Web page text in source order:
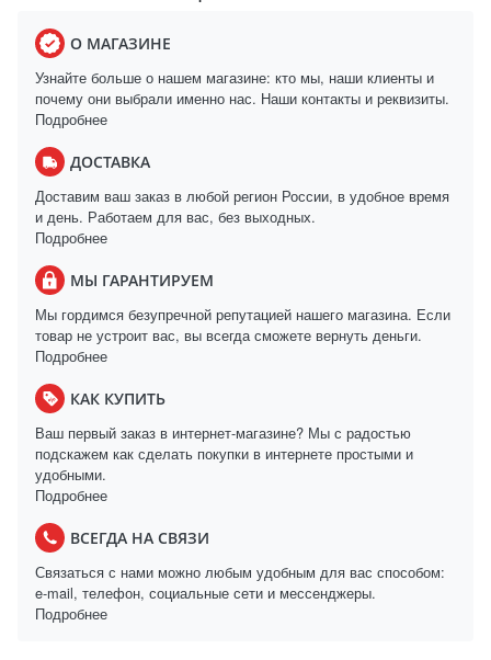
О МАГАЗИНЕ
Узнайте больше о нашем магазине: кто мы, наши клиенты и
почему они выбрали именно нас. Наши контакты и реквизиты.
Подробнее
ДОСТАВКА
Доставим ваш заказ в любой регион России, в удобное время
и день. Работаем для вас, без выходных.
Подробнее
МЫ ГАРАНТИРУЕМ
Мы гордимся безупречной репутацией нашего магазина. Если
товар не устроит вас, вы всегда сможете вернуть деньги.
Подробнее
КАК КУПИТЬ
Ваш первый заказ в интернет-магазине? Мы с радостью
подскажем как сделать покупки в интернете простыми и
удобными.
Подробнее
ВСЕГДА НА СВЯЗИ
Связаться с нами можно любым удобным для вас способом:
e-mail, телефон, социальные сети и мессенджеры.
Подробнее